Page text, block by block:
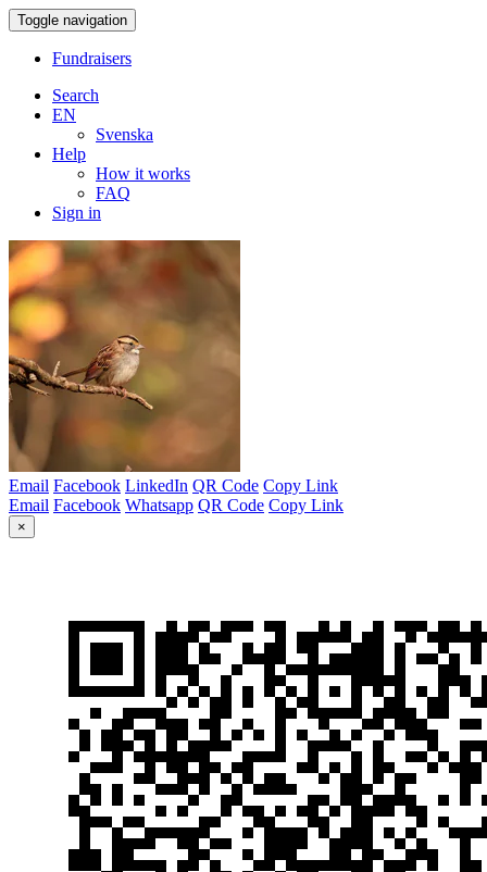
Toggle navigation
Fundraisers
Search
EN
Svenska
Help
How it works
FAQ
Sign in
Email Facebook LinkedIn QR Code Copy Link
Email Facebook Whatsapp QR Code Copy Link
×